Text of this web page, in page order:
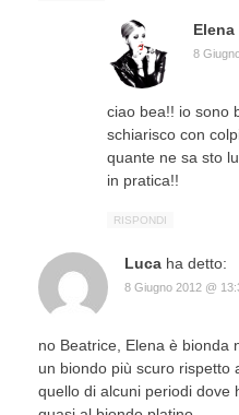
Elena
8
ciao bea!! io sono
schiarisco con
quante ne sa sto
in pratica!!
RISPONDI
Luca ha detto:
8 Giugno 2012 @
no Beatrice, Elena è bionda
un biondo più scuro rispetto
quello di alcuni periodi dove